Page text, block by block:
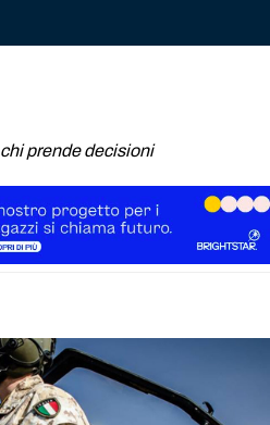
prende decisioni